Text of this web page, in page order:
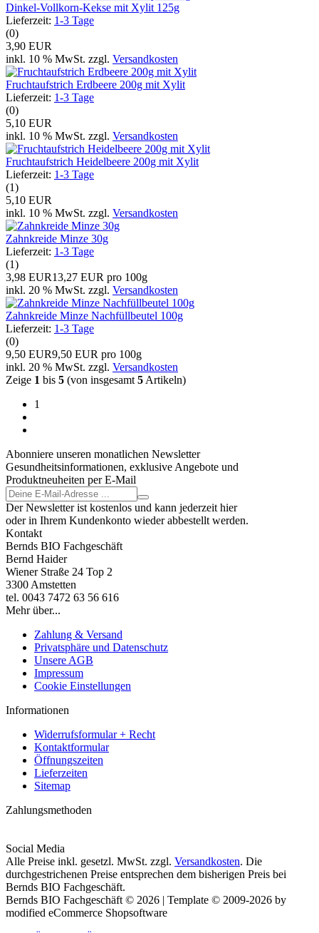
Dinkel-Vollkorn-Kekse mit Xylit 125g
Lieferzeit: 1-3 Tage
(0)
3,90 EUR
inkl. 10 % MwSt. zzgl. Versandkosten
Fruchtaufstrich Erdbeere 200g mit Xylit
Lieferzeit: 1-3 Tage
(0)
5,10 EUR
inkl. 10 % MwSt. zzgl. Versandkosten
Fruchtaufstrich Heidelbeere 200g mit Xylit
Lieferzeit: 1-3 Tage
(1)
5,10 EUR
inkl. 10 % MwSt. zzgl. Versandkosten
Zahnkreide Minze 30g
Lieferzeit: 1-3 Tage
(1)
3,98 EUR13,27 EUR pro 100g
inkl. 20 % MwSt. zzgl. Versandkosten
Zahnkreide Minze Nachfüllbeutel 100g
Lieferzeit: 1-3 Tage
(0)
9,50 EUR9,50 EUR pro 100g
inkl. 20 % MwSt. zzgl. Versandkosten
Zeige 1 bis 5 (von insgesamt 5 Artikeln)
1
Abonniere unseren monatlichen Newsletter
Gesundheitsinformationen, exklusive Angebote und
Produktneuheiten per E-Mail
Der Newsletter ist kostenlos und kann jederzeit hier
oder in Ihrem Kundenkonto wieder abbestellt werden.
Kontakt
Bernds BIO Fachgeschäft
Bernd Haider
Wiener Straße 24 Top 2
3300 Amstetten
tel. 0043 7472 63 56 616
Mehr über...
Zahlung & Versand
Privatsphäre und Datenschutz
Unsere AGB
Impressum
Cookie Einstellungen
Informationen
Widerrufsformular + Recht
Kontaktformular
Öffnungszeiten
Lieferzeiten
Sitemap
Zahlungsmethoden
Social Media
Alle Preise inkl. gesetzl. MwSt. zzgl. Versandkosten. Die
durchgestrichenen Preise entsprechen dem bisherigen Preis bei
Bernds BIO Fachgeschäft.
Bernds BIO Fachgeschäft © 2026 | Template © 2009-2026 by
modified eCommerce Shopsoftware